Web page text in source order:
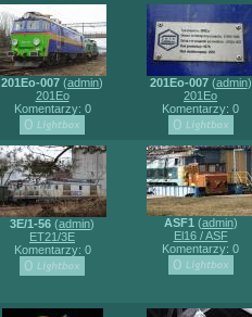
201Eo-007 (admin)
201Eo
Komentarzy: 0
201Eo-007(admin)
201Eo
Komentarzy: 0
3E/1-56 (admin)
ET21/3E
Komentarzy: 0
ASF1 (admin)
El16 / ASF
Komentarzy: 0